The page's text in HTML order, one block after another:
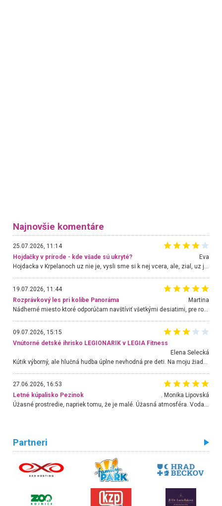
Najnovšie komentáre
25.07.2026, 11:14
Hojdačky v prírode - kde všade sú ukryté?
Eva
Hojdacka v Krpelanoch uz nie je, vysli sme si k nej vcera, ale, zial, uz je znicena. Ak sem planujete cestu len kvoli hojdacke, mozete si ju usetrit. Krasny vyhlad je tu vsak aj bez hojdacky :-)
19.07.2026, 11:44
Rozprávkový les pri kolibe Panoráma
Martina
Nádherné miesto ktoré odporúčam navštíviť všetkými desiatimi, pre rodiny s deťmi, dôchodcom... Proste a jednoducho ozaj rozprávkový les.. určite ešte prídeme. Odniesli sme si na pamiatku krásne tričká,
09.07.2026, 15:15
Vnútorné detské ihrisko LEGIONARIK v LEGIA Fitness
Elena Selecká
27.06.2026, 16:53
Letné kúpalisko Pezinok
. Monika Lipovská
Úžasné prostredie, napriek tomu, že je malé. Úžasná atmosféra. Voda fantastická a nádherná. Ľudí je pomerne veľa, ale su mili a ohľaduplní. Je veľmi zaujímavé sledovať, ako dokážu spolu športovať cudzí ľudia a bez ohľadu na vek. Vládne tu pohoda. Vnuka neviem dostať z vody. Ďakujem za krásny deň . Urcite sa sem vrátim. Jediný problém je s parkovaním, ale aj ten sa mi podarilo vyriešiť. Monika Bratislava
Partneri